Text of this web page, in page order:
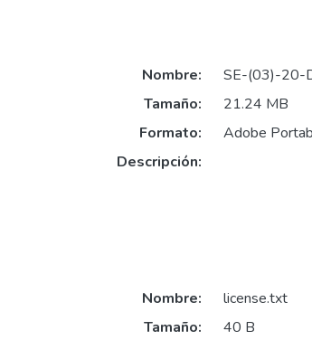
Nombre:
SE-(03)-20-
Tamaño:
21.24 MB
Formato:
Adobe
Descripción:
Nombre:
license.txt
Tamaño:
40 B